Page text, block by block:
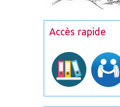
Accès rapide